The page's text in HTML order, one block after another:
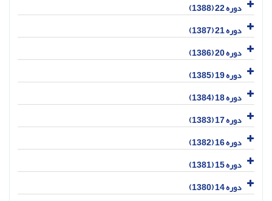
دوره 22 (1388)
دوره 21 (1387)
دوره 20 (1386)
دوره 19 (1385)
دوره 18 (1384)
دوره 17 (1383)
دوره 16 (1382)
دوره 15 (1381)
دوره 14 (1380)